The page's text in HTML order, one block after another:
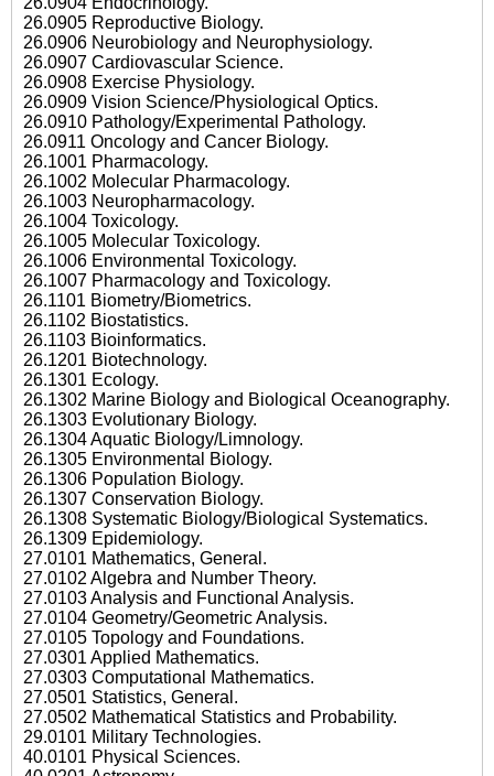
26.0905 Reproductive Biology.
26.0906 Neurobiology and Neurophysiology.
26.0907 Cardiovascular Science.
26.0908 Exercise Physiology.
26.0909 Vision Science/Physiological Optics.
26.0910 Pathology/Experimental Pathology.
26.0911 Oncology and Cancer Biology.
26.1001 Pharmacology.
26.1002 Molecular Pharmacology.
26.1003 Neuropharmacology.
26.1004 Toxicology.
26.1005 Molecular Toxicology.
26.1006 Environmental Toxicology.
26.1007 Pharmacology and Toxicology.
26.1101 Biometry/Biometrics.
26.1102 Biostatistics.
26.1103 Bioinformatics.
26.1201 Biotechnology.
26.1301 Ecology.
26.1302 Marine Biology and Biological Oceanography.
26.1303 Evolutionary Biology.
26.1304 Aquatic Biology/Limnology.
26.1305 Environmental Biology.
26.1306 Population Biology.
26.1307 Conservation Biology.
26.1308 Systematic Biology/Biological Systematics.
26.1309 Epidemiology.
27.0101 Mathematics, General.
27.0102 Algebra and Number Theory.
27.0103 Analysis and Functional Analysis.
27.0104 Geometry/Geometric Analysis.
27.0105 Topology and Foundations.
27.0301 Applied Mathematics.
27.0303 Computational Mathematics.
27.0501 Statistics, General.
27.0502 Mathematical Statistics and Probability.
29.0101 Military Technologies.
40.0101 Physical Sciences.